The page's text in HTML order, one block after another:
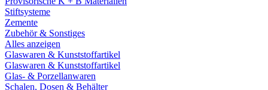
Stiftsysteme
Zemente
Zubehör & Sonstiges
Alles anzeigen
Glaswaren & Kunststoffartikel
Glaswaren & Kunststoffartikel
Glas- & Porzellanwaren
Schalen, Dosen & Behälter